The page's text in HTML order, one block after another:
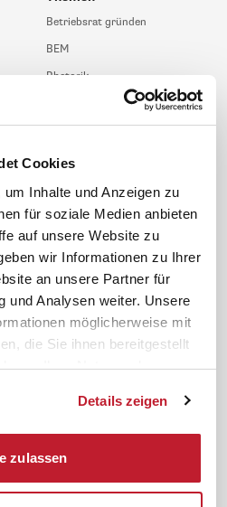
Cookies
Inhalte und Anzeigen zu
für soziale Medien anbieten
auf unsere Website zu
wir Informationen zu Ihrer
an unsere Partner für
und Analysen weiter. Unsere
möglicherweise mit
die Sie ihnen bereitgestellt
Ihrer Nutzung der
Details zeigen
zulassen
Betriebsrat gründen
BEM
Rhetorik
JAV-Wahl
Folgen Sie uns
Sicherheit durch geprüfte
Qualität!
Impressum
AGB